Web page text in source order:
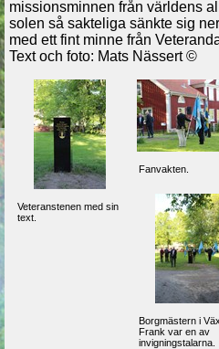
missionsminnen från världens
solen så sakteliga sänkte sig
med ett fint minne från
Text och foto: Mats Nässert ©
Veteranstenen med sin
text.
Fanvakten.
Borgmästern i
Frank var en av
invigningstalarna.